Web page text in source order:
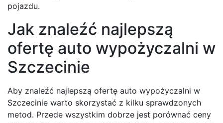
pojazdu.
Jak znaleźć najlepszą
ofertę auto wypożyczalni w
Szczecinie
Aby znaleźć najlepszą ofertę auto wypożyczalni w
Szczecinie warto skorzystać z kilku sprawdzonych
metod. Przede wszystkim dobrze jest porównać ceny